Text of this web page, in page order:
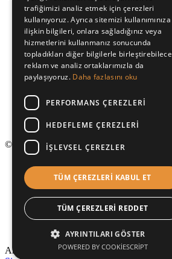
Site Counter:2,962
Unique Visitor:1,528
Your IP: 40.77.167.55
Since:03 Oct 2025
Visitors:
This week:82
This year:2,964
© 2026 . Tüm Hakları Saklıdır.
Antalya
Miele Antalya - Gaggenau
trafiğimizi analiz etmek için çerezleri
kullanıyoruz. Ayrıca sitemizi kullanımınıza
ilişkin bilgileri, onlara sağladığınız veya
hizmetlerini kullanmanız sonucunda
topladıkları diğer bilgilerle
reklam ve analiz ortaklarımızla da
paylaşıyoruz. Daha fazlasını oku
PERFORMANS ÇEREZLERI
HEDEFLEME ÇEREZLERI
İŞLEVSEL ÇEREZLER
TÜM ÇEREZLERI KABUL ET
TÜM ÇEREZLERI REDDET
AYRINTILARI GÖSTER
POWERED BY COOKIESCRIPT